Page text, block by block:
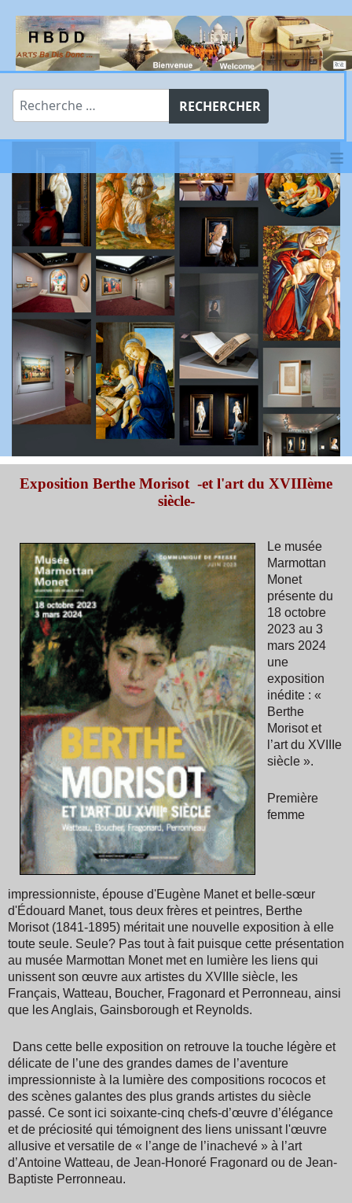
Rechercher
RECHERCHER
≡
Exposition Berthe Morisot -et l'art du XVIIIème
siècle-
Le musée
Marmottan
Monet
présente du
18 octobre
2023 au 3
mars 2024
une
exposition
inédite : «
Berthe
Morisot et
l’art du XVIIIe
siècle ».
Première
femme
impressionniste, épouse d'Eugène Manet et belle-sœur
d'Édouard Manet, tous deux frères et peintres, Berthe
Morisot (1841-1895) méritait une nouvelle exposition à elle
toute seule. Seule? Pas tout à fait puisque cette présentation
au musée Marmottan Monet met en lumière les liens qui
unissent son œuvre aux artistes du XVIIIe siècle, les
Français, Watteau, Boucher, Fragonard et Perronneau, ainsi
que les Anglais, Gainsborough et Reynolds.
Dans cette belle exposition on retrouve la touche légère et
délicate de l’une des grandes dames de l’aventure
impressionniste à la lumière des compositions rococos et
des scènes galantes des plus grands artistes du siècle
passé. Ce sont ici soixante-cinq chefs-d’œuvre d’élégance
et de préciosité qui témoignent des liens unissant l'œuvre
allusive et versatile de « l’ange de l’inachevé » à l’art
d’Antoine Watteau, de Jean-Honoré Fragonard ou de Jean-
Baptiste Perronneau.